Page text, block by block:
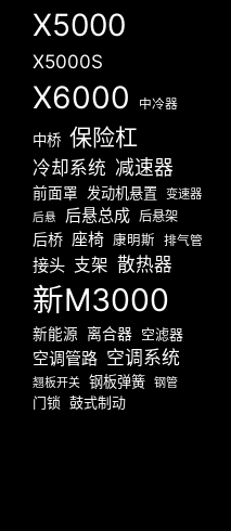
X5000
X5000S
X6000 中冷器
中桥 保险杠
冷却系统 减速器
前面罩 发动机悬置 变速器
后悬 后悬总成 后悬架
后桥 座椅 康明斯 排气管
接头 支架 散热器
新M3000
新能源 离合器 空滤器
空调管路 空调系统
翘板开关 钢板弹簧 钢管
门锁 鼓式制动